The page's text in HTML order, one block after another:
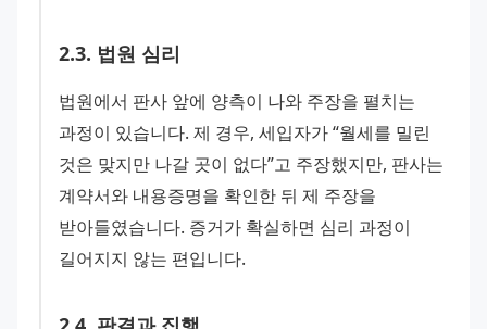
2.3. 법원 심리
법원에서 판사 앞에 양측이 나와 주장을 펼치는
과정이 있습니다. 제 경우, 세입자가 “월세를 밀린
것은 맞지만 나갈 곳이 없다”고 주장했지만, 판사는
계약서와 내용증명을 확인한 뒤 제 주장을
받아들였습니다. 증거가 확실하면 심리 과정이
길어지지 않는 편입니다.